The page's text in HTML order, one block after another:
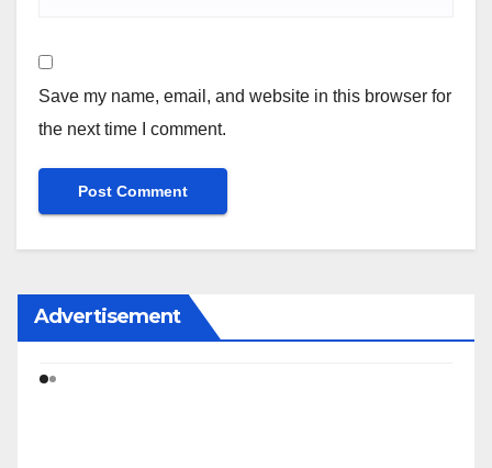
Save my name, email, and website in this browser for
the next time I comment.
Advertisement